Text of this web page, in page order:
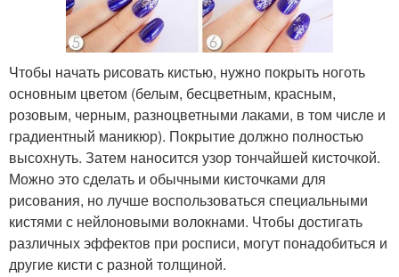
Чтобы начать рисовать кистью, нужно покрыть ноготь
основным цветом (белым, бесцветным, красным,
розовым, черным, разноцветными лаками, в том числе и
градиентный маникюр). Покрытие должно полностью
высохнуть. Затем наносится узор тончайшей кисточкой.
Можно это сделать и обычными кисточками для
рисования, но лучше воспользоваться специальными
кистями с нейлоновыми волокнами. Чтобы достигать
различных эффектов при росписи, могут понадобиться и
другие кисти с разной толщиной.